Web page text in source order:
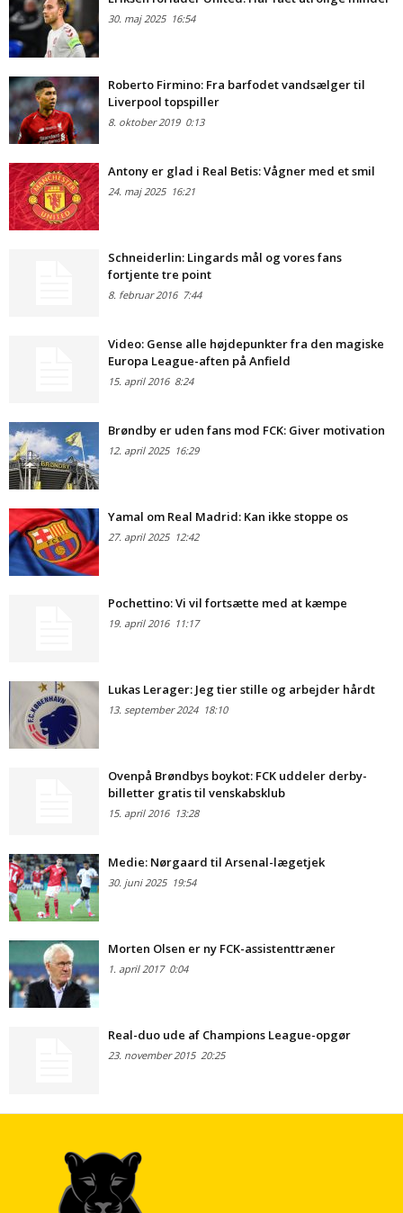
30. maj 202516:54
Roberto Firmino: Fra barfodet vandsælger til
Liverpool topspiller
8. oktober 20190:13
Antony er glad i Real Betis: Vågner med et smil
24. maj 202516:21
Schneiderlin: Lingards mål og vores fans
fortjente tre point
8. februar 20167:44
Video: Gense alle højdepunkter fra den magiske
Europa League-aften på Anfield
15. april 20168:24
Brøndby er uden fans mod FCK: Giver motivation
12. april 202516:29
Yamal om Real Madrid: Kan ikke stoppe os
27. april 202512:42
Pochettino: Vi vil fortsætte med at kæmpe
19. april 201611:17
Lukas Lerager: Jeg tier stille og arbejder hårdt
13. september 202418:10
Ovenpå Brøndbys boykot: FCK uddeler derby-
billetter gratis til venskabsklub
15. april 201613:28
Medie: Nørgaard til Arsenal-lægetjek
30. juni 202519:54
Morten Olsen er ny FCK-assistenttræner
1. april 20170:04
Real-duo ude af Champions League-opgør
23. november 201520:25